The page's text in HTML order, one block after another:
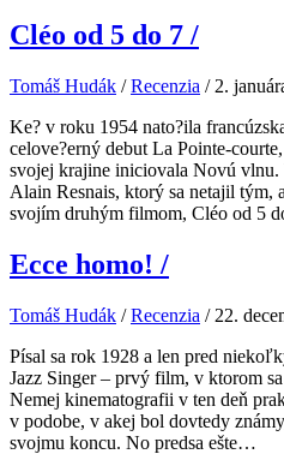
Cléo od 5 do 7 /
Tomáš Hudák /Recenzia / 2.
Ke? v roku 1954 nato?ila
celove?erný debut La Pointe-
svojej krajine iniciovala Novú vlnu.
Alain Resnais, ktorý sa netajil
svojím druhým filmom, Cléo od 5
Ecce homo! /
Tomáš Hudák /Recenzia / 22.
Písal sa rok 1928 a len pred
Jazz Singer – prvý film, v ktorom
Nemej kinematografii v ten deň
v podobe, v akej bol dovtedy
svojmu koncu. No predsa ešte…